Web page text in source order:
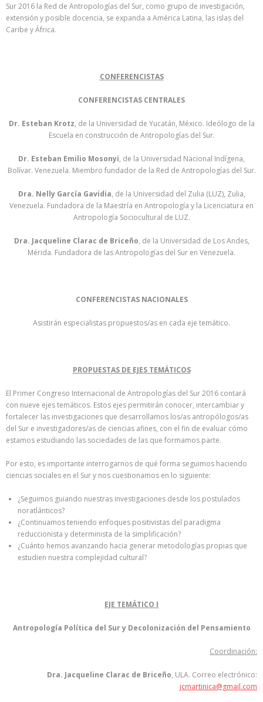
Sur 2016 la Red de Antropologías del Sur, como grupo de investigación,
extensión y posible docencia, se expanda a América Latina, las islas del
Caribe y África.
CONFERENCISTAS
CONFERENCISTAS CENTRALES
Dr. Esteban Krotz, de la Universidad de Yucatán, México. Ideólogo de la
Escuela en construcción de Antropologías del Sur.
Dr. Esteban Emilio Mosonyi, de la Universidad Nacional Indígena,
Bolívar. Venezuela. Miembro fundador de la Red de Antropologías del Sur.
Dra. Nelly García Gavidia, de la Universidad del Zulia (LUZ), Zulia,
Venezuela. Fundadora de la Maestría en Antropología y la Licenciatura en
Antropología Sociocultural de LUZ.
Dra. Jacqueline Clarac de Briceño, de la Universidad de Los Andes,
Mérida. Fundadora de las Antropologías del Sur en Venezuela.
CONFERENCISTAS NACIONALES
Asistirán especialistas propuestos/as en cada eje temático.
PROPUESTAS DE EJES TEMÁTICOS
El Primer Congreso Internacional de Antropologías del Sur 2016 contará
con nueve ejes temáticos. Estos ejes permitirán conocer, intercambiar y
fortalecer las investigaciones que desarrollamos los/as antropólogos/as
del Sur e investigadores/as de ciencias afines, con el fin de evaluar cómo
estamos estudiando las sociedades de las que formamos parte.
Por esto, es importante interrogarnos de qué forma seguimos haciendo
ciencias sociales en el Sur y nos cuestionamos en lo siguiente:
¿Seguimos guiando nuestras investigaciones desde los postulados
noratlánticos?
¿Continuamos teniendo enfoques positivistas del paradigma
reduccionista y determinista de la simplificación?
¿Cuánto hemos avanzando hacia generar metodologías propias que
estudien nuestra complejidad cultural?
EJE TEMÁTICO I
Antropología Política del Sur y Decolonización del Pensamiento
Coordinación:
Dra. Jacqueline Clarac de Briceño, ULA. Correo electrónico:
jcmartinica@gmail.com